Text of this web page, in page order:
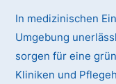
In medizinischen
Umgebung
sorgen für eine
Kliniken und